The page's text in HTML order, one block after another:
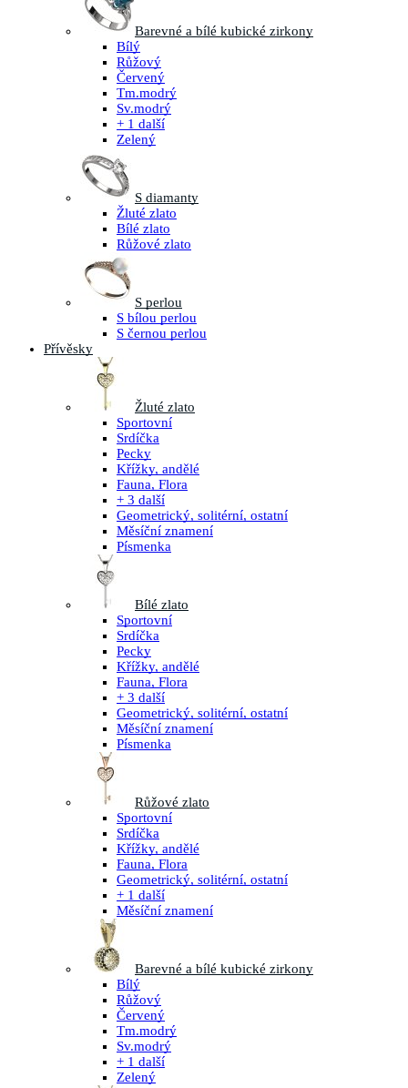
Barevné a bílé kubické zirkony
Bílý
Růžový
Červený
Tm.modrý
Sv.modrý
+ 1 další
Zelený
S diamanty
Žluté zlato
Bílé zlato
Růžové zlato
S perlou
S bílou perlou
S černou perlou
Přívěsky
Žluté zlato
Sportovní
Srdíčka
Pecky
Křížky, andělé
Fauna, Flora
+ 3 další
Geometrický, solitérní, ostatní
Měsíční znamení
Písmenka
Bílé zlato
Sportovní
Srdíčka
Pecky
Křížky, andělé
Fauna, Flora
+ 3 další
Geometrický, solitérní, ostatní
Měsíční znamení
Písmenka
Růžové zlato
Sportovní
Srdíčka
Křížky, andělé
Fauna, Flora
Geometrický, solitérní, ostatní
+ 1 další
Měsíční znamení
Barevné a bílé kubické zirkony
Bílý
Růžový
Červený
Tm.modrý
Sv.modrý
+ 1 další
Zelený